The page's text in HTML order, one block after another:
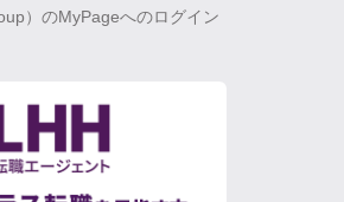
）のMyPageへのログイン